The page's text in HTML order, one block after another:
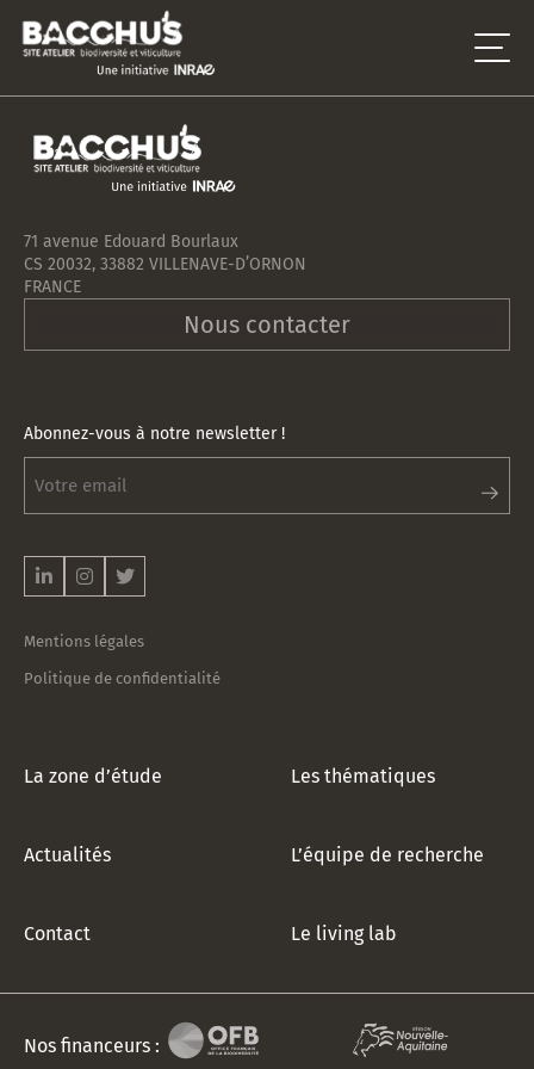
71 avenue Edouard Bourlaux
CS 20032, 33882 VILLENAVE-D’ORNON
FRANCE
Nous contacter
La zone d’étude Les thématiques
Actualités L’équipe de recherche
Contact Le living lab
Abonnez-vous à notre newsletter !
vous
à
newsletter
Mentions légales
Politique de confidentialité
Nos financeurs :